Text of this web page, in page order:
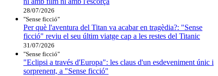
28/07/2026
"Sense ficció"
Per què l'aventura del Titan va acabar en tragèdia?: "Sense
ficció" reviu el seu últim viatge cap a les restes del Titanic
31/07/2026
"Sense ficció"
"Eclipsi a través d'Europa": les claus d'un esdeveniment únic i
sorprenent, a "Sense ficció"